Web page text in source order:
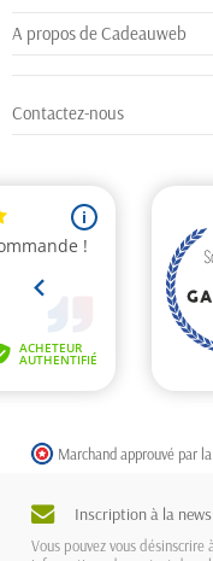
A propos de Cadeauweb
Contactez-nous
Marchand approuvé par
Inscription à la
Vous pouvez vous